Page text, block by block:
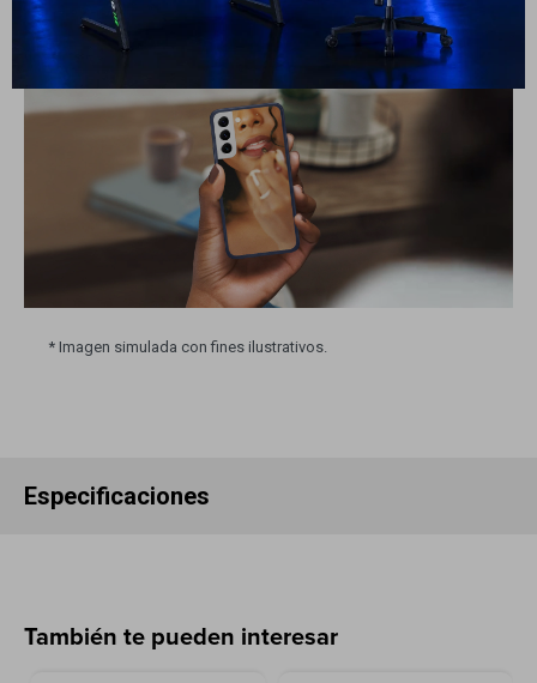
* Imagen simulada con fines ilustrativos.
Especificaciones
También te pueden interesar